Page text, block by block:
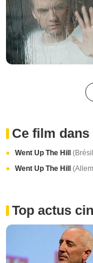
Ce film
Went Up The Hill
Went Up The Hill
Top actus